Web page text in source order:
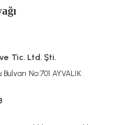
Tic. Ltd. Şti.
No:701 AYVALIK